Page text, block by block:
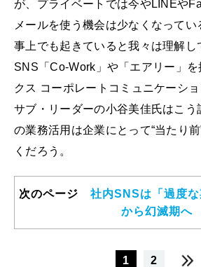
が、プライベートでは今やLINEや
メールを使う機会は少なくなって
事上でも起きていると我々は理解し
SNS「Co-Work」や「エアリー」
クス コーポレートコミュニケーシ
サブ・リーダーの小谷美佳氏はこ
の業務活用は企業にとって“当たり
くだろう。
次のページ 社内SNSは「過度
から幻滅期へ
1 2